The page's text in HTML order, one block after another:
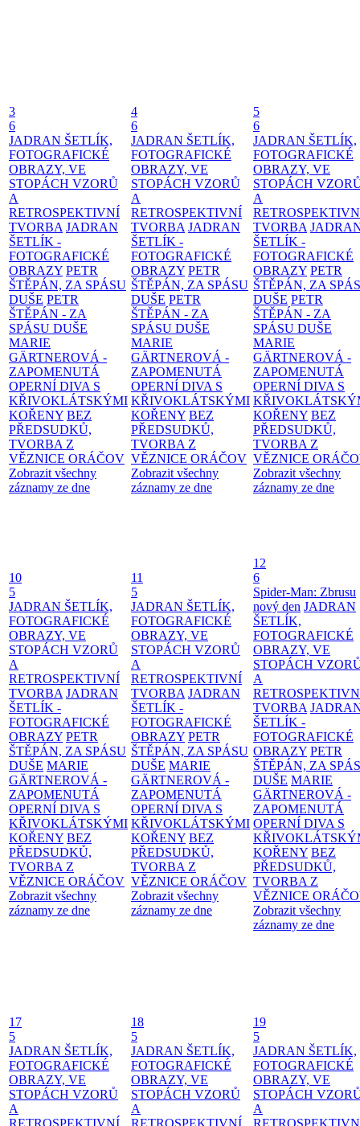
3
6
JADRAN ŠETLÍK,
FOTOGRAFICKÉ
OBRAZY, VE
STOPÁCH VZORŮ
A
RETROSPEKTIVNÍ
TVORBA JADRAN
ŠETLÍK -
FOTOGRAFICKÉ
OBRAZY PETR
ŠTĚPÁN, ZA SPÁSU
DUŠE PETR
ŠTĚPÁN - ZA
SPÁSU DUŠE
MARIE
GÄRTNEROVÁ -
ZAPOMENUTÁ
OPERNÍ DIVA S
KŘIVOKLÁTSKÝMI
KOŘENY BEZ
PŘEDSUDKŮ,
TVORBA Z
VĚZNICE ORÁČOV
Zobrazit všechny
záznamy ze dne
4
6
JADRAN ŠETLÍK,
FOTOGRAFICKÉ
OBRAZY, VE
STOPÁCH VZORŮ
A
RETROSPEKTIVNÍ
TVORBA JADRAN
ŠETLÍK -
FOTOGRAFICKÉ
OBRAZY PETR
ŠTĚPÁN, ZA SPÁSU
DUŠE PETR
ŠTĚPÁN - ZA
SPÁSU DUŠE
MARIE
GÄRTNEROVÁ -
ZAPOMENUTÁ
OPERNÍ DIVA S
KŘIVOKLÁTSKÝMI
KOŘENY BEZ
PŘEDSUDKŮ,
TVORBA Z
VĚZNICE ORÁČOV
Zobrazit všechny
záznamy ze dne
5
6
JADRAN ŠETLÍK,
FOTOGRAFICKÉ
OBRAZY, VE
STOPÁCH
A
TVORBA
ŠETLÍK -
FOTOGRAFICKÉ
OBRAZY PETR
ŠTĚPÁN, ZA
DUŠE PETR
ŠTĚPÁN - ZA
SPÁSU DUŠE
MARIE
GÄRTNEROVÁ -
ZAPOMENUTÁ
OPERNÍ DIVA S
KOŘENY BEZ
PŘEDSUDKŮ,
TVORBA Z
VĚZNICE
Zobrazit všechny
záznamy ze dne
10
5
JADRAN ŠETLÍK,
FOTOGRAFICKÉ
OBRAZY, VE
STOPÁCH VZORŮ
A
RETROSPEKTIVNÍ
TVORBA JADRAN
ŠETLÍK -
FOTOGRAFICKÉ
OBRAZY PETR
ŠTĚPÁN, ZA SPÁSU
DUŠE MARIE
GÄRTNEROVÁ -
ZAPOMENUTÁ
OPERNÍ DIVA S
KŘIVOKLÁTSKÝMI
KOŘENY BEZ
PŘEDSUDKŮ,
TVORBA Z
VĚZNICE ORÁČOV
Zobrazit všechny
záznamy ze dne
11
5
JADRAN ŠETLÍK,
FOTOGRAFICKÉ
OBRAZY, VE
STOPÁCH VZORŮ
A
RETROSPEKTIVNÍ
TVORBA JADRAN
ŠETLÍK -
FOTOGRAFICKÉ
OBRAZY PETR
ŠTĚPÁN, ZA SPÁSU
DUŠE MARIE
GÄRTNEROVÁ -
ZAPOMENUTÁ
OPERNÍ DIVA S
KŘIVOKLÁTSKÝMI
KOŘENY BEZ
PŘEDSUDKŮ,
TVORBA Z
VĚZNICE ORÁČOV
Zobrazit všechny
záznamy ze dne
12
6
Spider-Man: Zbrusu
nový den JADRAN
ŠETLÍK,
FOTOGRAFICKÉ
OBRAZY, VE
STOPÁCH
A
TVORBA
ŠETLÍK -
FOTOGRAFICKÉ
OBRAZY PETR
ŠTĚPÁN, ZA
DUŠE MARIE
GÄRTNEROVÁ -
ZAPOMENUTÁ
OPERNÍ DIVA S
KOŘENY BEZ
PŘEDSUDKŮ,
TVORBA Z
VĚZNICE
Zobrazit všechny
záznamy ze dne
17
5
JADRAN ŠETLÍK,
FOTOGRAFICKÉ
OBRAZY, VE
STOPÁCH VZORŮ
A
RETROSPEKTIVNÍ
18
5
JADRAN ŠETLÍK,
FOTOGRAFICKÉ
OBRAZY, VE
STOPÁCH VZORŮ
A
RETROSPEKTIVNÍ
19
5
JADRAN ŠETLÍK,
FOTOGRAFICKÉ
OBRAZY, VE
STOPÁCH
A